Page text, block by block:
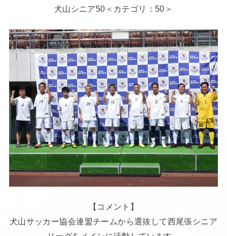
犬山シニア50＜カテゴリ：50＞
【コメント】
犬山サッカー協会連盟チームから選抜して西尾張シニア